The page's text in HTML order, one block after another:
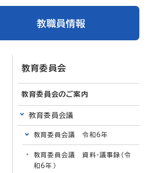
教職員情報
教育委員会
教育委員会のご案内
教育委員会議
教育委員会議 令和6年
教育委員会議 資料・議事録（令
和6年）